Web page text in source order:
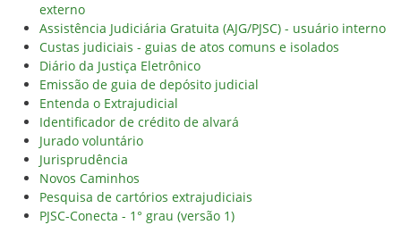
externo
Assistência Judiciária Gratuita (AJG/PJSC) - usuário interno
Custas judiciais - guias de atos comuns e isolados
Diário da Justiça Eletrônico
Emissão de guia de depósito judicial
Entenda o Extrajudicial
Identificador de crédito de alvará
Jurado voluntário
Jurisprudência
Novos Caminhos
Pesquisa de cartórios extrajudiciais
PJSC-Conecta - 1° grau (versão 1)